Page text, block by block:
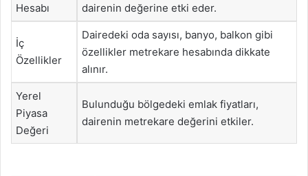
Hesabı
dairenin değerine etki eder.
İç
Özellikler
Dairedeki oda sayısı, banyo, balkon gibi
özellikler metrekare hesabında dikkate
alınır.
Yerel
Piyasa
Değeri
Bulunduğu bölgedeki emlak fiyatları,
dairenin metrekare değerini etkiler.